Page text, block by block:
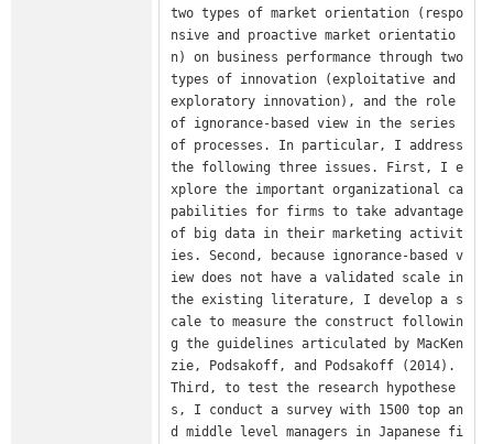
two types of market orientation (respo
nsive and proactive market orientatio
n) on business performance through two
types of innovation (exploitative and
exploratory innovation), and the role
of ignorance-based view in the series
of processes. In particular, I address
the following three issues. First, I e
xplore the important organizational ca
pabilities for firms to take advantage
of big data in their marketing activit
ies. Second, because ignorance-based v
iew does not have a validated scale in
the existing literature, I develop a s
cale to measure the construct followin
g the guidelines articulated by MacKen
zie, Podsakoff, and Podsakoff (2014).
Third, to test the research hypothese
s, I conduct a survey with 1500 top an
d middle level managers in Japanese fi